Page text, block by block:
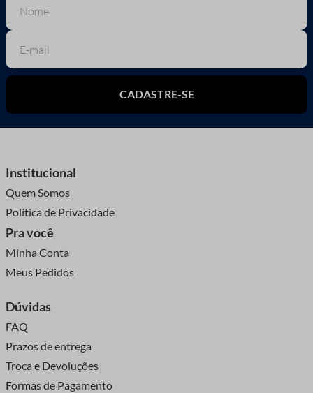
CADASTRE-SE
Institucional
Quem Somos
Política de Privacidade
Pra você
Minha Conta
Meus Pedidos
Dúvidas
FAQ
Prazos de entrega
Troca e Devoluções
Formas de Pagamento